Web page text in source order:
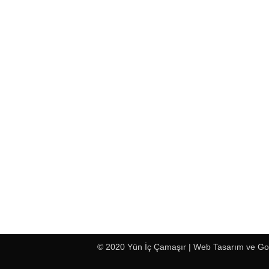
© 2020 Yün İç Çamaşır | Web Tasarım ve